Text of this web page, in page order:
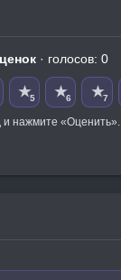
· голосов: 0
★5 ★6 ★7
и нажмите «Оценить».